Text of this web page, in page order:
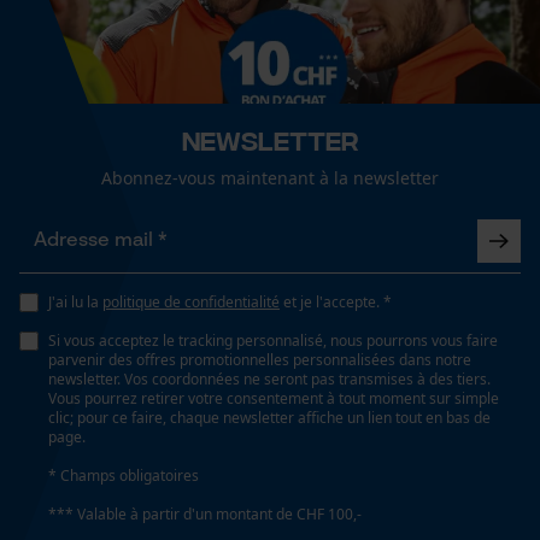
unisexe
bicolore
Ajustement
Relaxed Fit
Type de poche
Newsletter
Abonnez-vous maintenant à la newsletter
J'ai lu la politique de confidentialité et je l'accepte. *
Si vous acceptez le tracking personnalisé, nous pourrons vous faire
parvenir des offres promotionnelles personnalisées dans notre
newsletter. Vos coordonnées ne seront pas transmises à des tiers.
Vous pourrez retirer votre consentement à tout moment sur simple
clic; pour ce faire, chaque newsletter affiche un lien tout en bas de
page.
* Champs obligatoires
*** Valable à partir d'un montant de CHF 100,-
Cookies de performance et de
fonctionnalité
Salutation personnelle
Géo-IP et détection des
utilisateurs
Vidéos YouTube
Google Maps